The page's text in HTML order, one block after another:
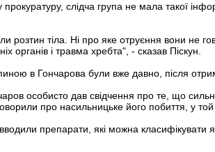
слідча група не мала такої
тіла. Ні про яке отруєння вони не
органів і травма хребта", - сказав Піскун.
в Гончарова були вже давно, після
особисто дав свідчення про те, що
про насильницьке його побиття, у
препарати, які можна класифікувати